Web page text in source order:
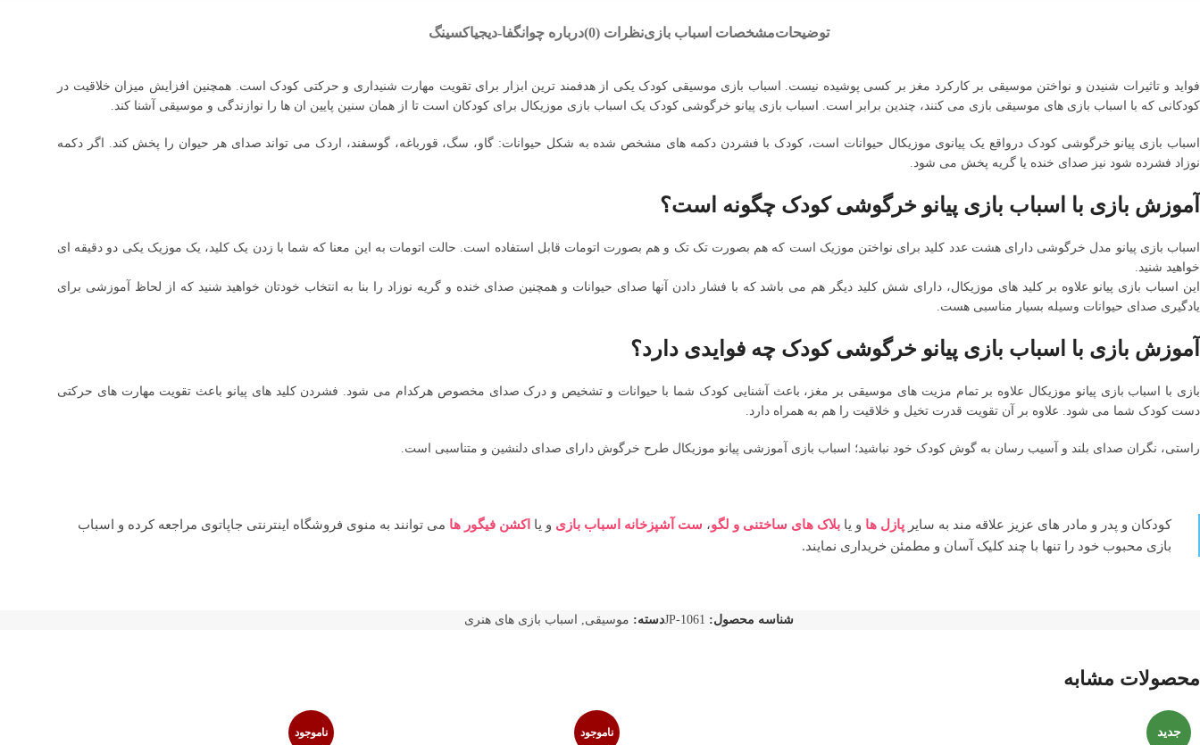
توضیحاتمشخصات اسباب بازینظرات (0) درباره چوانگفا-دیجیاکسینگ
فواید و تاثیرات شنیدن و نواختن موسیقی بر کارکرد مغز بر کسی پوشیده نیست. اسباب بازی موسیقی کودک یکی از هدفمند ترین ابزار برای تقویت مهارت شنیداری و حرکتی کودک است. همچنین افزایش میزان خلاقیت در
کودکانی که با اسباب بازی های موسیقی بازی می کنند، چندین برابر است. اسباب بازی پیانو خرگوشی کودک یک اسباب بازی موزیکال برای کودکان است تا از همان سنین پایین ان ها را نوازندگی و موسیقی آشنا کند.
اسباب بازی پیانو خرگوشی کودک درواقع یک پیانوی موزیکال حیوانات است، کودک با فشردن دکمه های مشخص شده به شکل حیوانات: گاو، سگ، قورباغه، گوسفند، اردک می تواند صدای هر حیوان را پخش کند. اگر دکمه
نوزاد فشرده شود نیز صدای خنده یا گریه پخش می شود.
آموزش بازی با اسباب بازی پیانو خرگوشی کودک چگونه است؟
اسباب بازی پیانو مدل خرگوشی دارای هشت عدد کلید برای نواختن موزیک است که هم بصورت تک تک و هم بصورت اتومات قابل استفاده است. حالت اتومات به این معنا که شما با زدن یک کلید، یک موزیک یکی دو دقیقه ای
خواهید شنید.
این اسباب بازی پیانو علاوه بر کلید های موزیکال، دارای شش کلید دیگر هم می باشد که با فشار دادن آنها صدای حیوانات و همچنین صدای خنده و گریه نوزاد را بنا به انتخاب خودتان خواهید شنید که از لحاظ آموزشی برای
یادگیری صدای حیوانات وسیله بسیار مناسبی هست.
آموزش بازی با اسباب بازی پیانو خرگوشی کودک چه فوایدی دارد؟
بازی با اسباب بازی پیانو موزیکال علاوه بر تمام مزیت های موسیقی بر مغز، باعث آشنایی کودک شما با حیوانات و تشخیص و درک صدای مخصوص هرکدام می شود. فشردن کلید های پیانو باعث تقویت مهارت های حرکتی
دست کودک شما می شود. علاوه بر آن تقویت قدرت تخیل و خلاقیت را هم به همراه دارد.
راستی، نگران صدای بلند و آسیب رسان به گوش کودک خود نباشید؛ اسباب بازی آموزشی پیانو موزیکال طرح خرگوش دارای صدای دلنشین و متناسبی است.
کودکان و پدر و مادر های عزیز علاقه مند به سایر پازل ها و یا بلاک های ساختنی و لگو، ست آشپزخانه اسباب بازی و یا اکشن فیگور ها می توانند به منوی فروشگاه اینترنتی جاپاتوی مراجعه کرده و اسباب
بازی محبوب خود را تنها با چند کلیک آسان و مطمئن خریداری نمایند.
شناسه محصول: JP-1061دسته: موسیقی, اسباب بازی های هنری
محصولات مشابه
جدید ناموجود ناموجود